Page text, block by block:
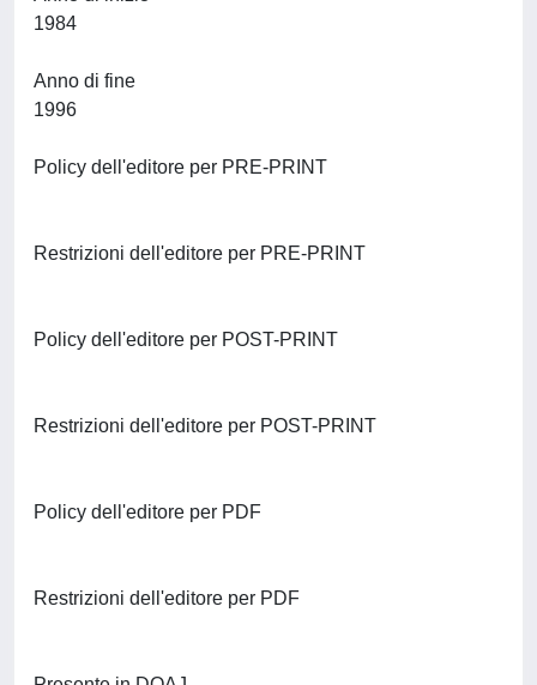
Anno di fine
Policy dell'editore per PRE-PRINT
Restrizioni dell'editore per PRE-PRINT
Policy dell'editore per POST-PRINT
Restrizioni dell'editore per POST-PRINT
Policy dell'editore per PDF
Restrizioni dell'editore per PDF